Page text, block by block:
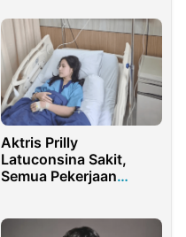
Aktris Prilly
Latuconsina Sakit,
Semua Pekerjaan